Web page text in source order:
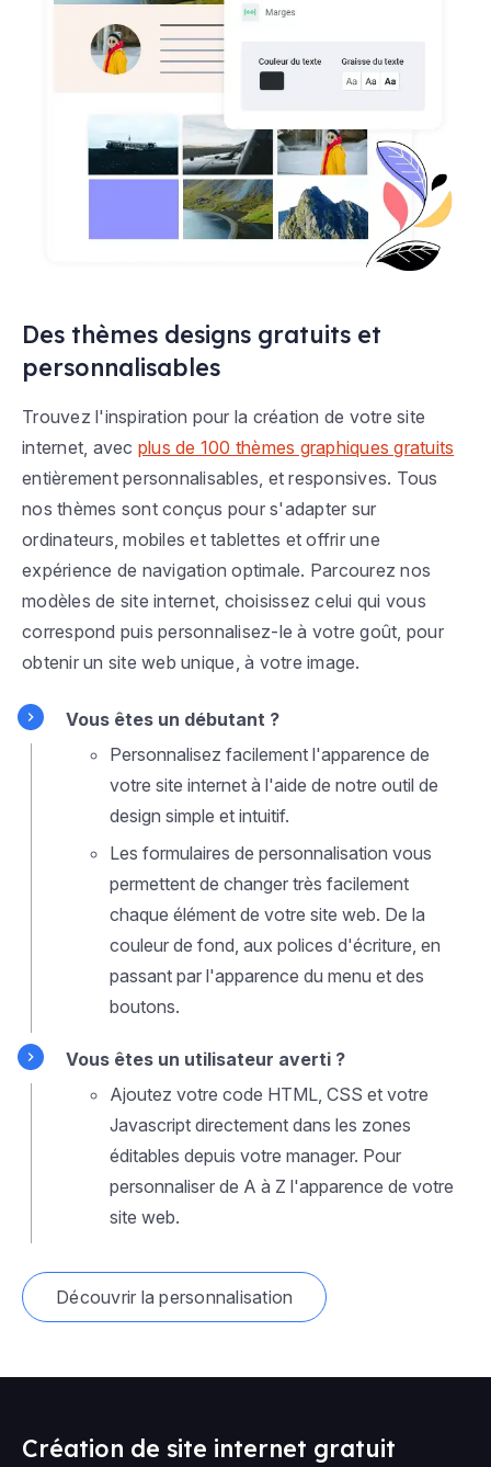
Des thèmes designs gratuits et
personnalisables
Trouvez l'inspiration pour la création de votre site
internet, avec plus de 100 thèmes graphiques gratuits
entièrement personnalisables, et responsives. Tous
nos thèmes sont conçus pour s'adapter sur
ordinateurs, mobiles et tablettes et offrir une
expérience de navigation optimale. Parcourez nos
modèles de site internet, choisissez celui qui vous
correspond puis personnalisez-le à votre goût, pour
obtenir un site web unique, à votre image.
Vous êtes un débutant ?
Personnalisez facilement l'apparence de
votre site internet à l'aide de notre outil de
design simple et intuitif.
Les formulaires de personnalisation vous
permettent de changer très facilement
chaque élément de votre site web. De la
couleur de fond, aux polices d'écriture, en
passant par l'apparence du menu et des
boutons.
Vous êtes un utilisateur averti ?
Ajoutez votre code HTML, CSS et votre
Javascript directement dans les zones
éditables depuis votre manager. Pour
personnaliser de A à Z l'apparence de votre
site web.
Découvrir la personnalisation
Création de site internet gratuit